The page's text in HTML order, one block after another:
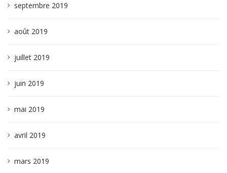
septembre 2019
août 2019
juillet 2019
juin 2019
mai 2019
avril 2019
mars 2019